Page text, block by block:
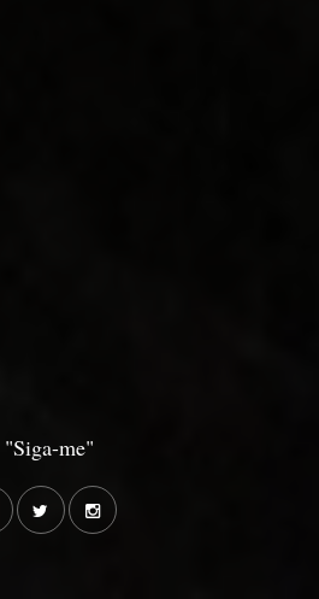
"Siga-me"